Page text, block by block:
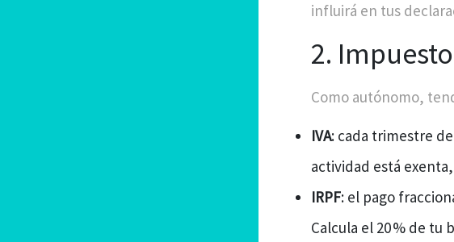
influirá en tus
2.
Como autónomo,
IVA: cada trimestre
actividad está
IRPF: el pago
Calcula el 20 % de tu